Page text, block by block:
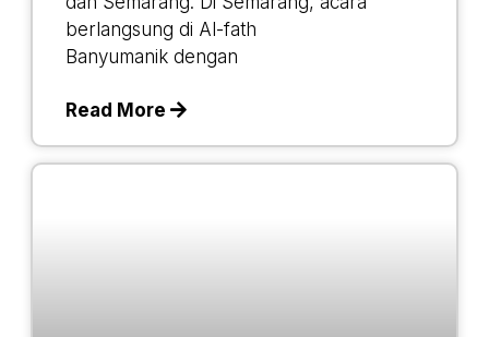
berlangsung di Al-fath
Banyumanik dengan
Read More